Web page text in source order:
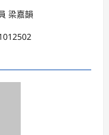
梁嘉韻